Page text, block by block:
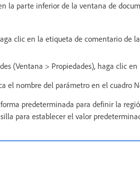
la parte inferior de la ventana de
clic en la etiqueta de comentario de
(Ventana > Propiedades), haga clic en
el nombre del parámetro en el cuadro
predeterminada para definir la
para establecer el valor